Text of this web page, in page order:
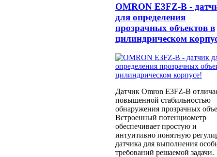
OMRON E3FZ-B -
для определения
прозрачных объектов в
цилиндрическом
Датчик Omron E3FZ-B
повышенной стабильностью
обнаружения прозрачных
Встроенный потенциометр
обеспечивает простую и
интуитивно понятную
датчика для выполнения
требований решаемой задачи.